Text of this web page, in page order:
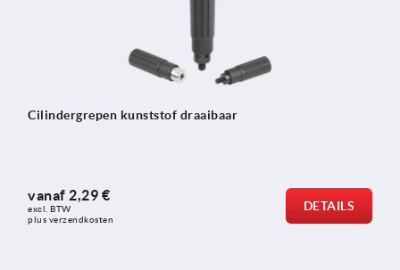
Cilindergrepen kunststof draaibaar
vanaf 2,29 €
excl. BTW
plus verzendkosten
DETAILS